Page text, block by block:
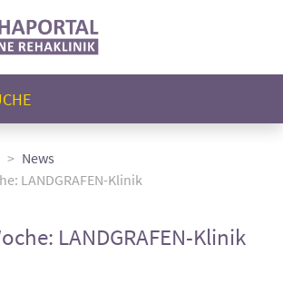
(AKTUELL)
News
LANDGRAFEN-Klinik
LANDGRAFEN-Klinik